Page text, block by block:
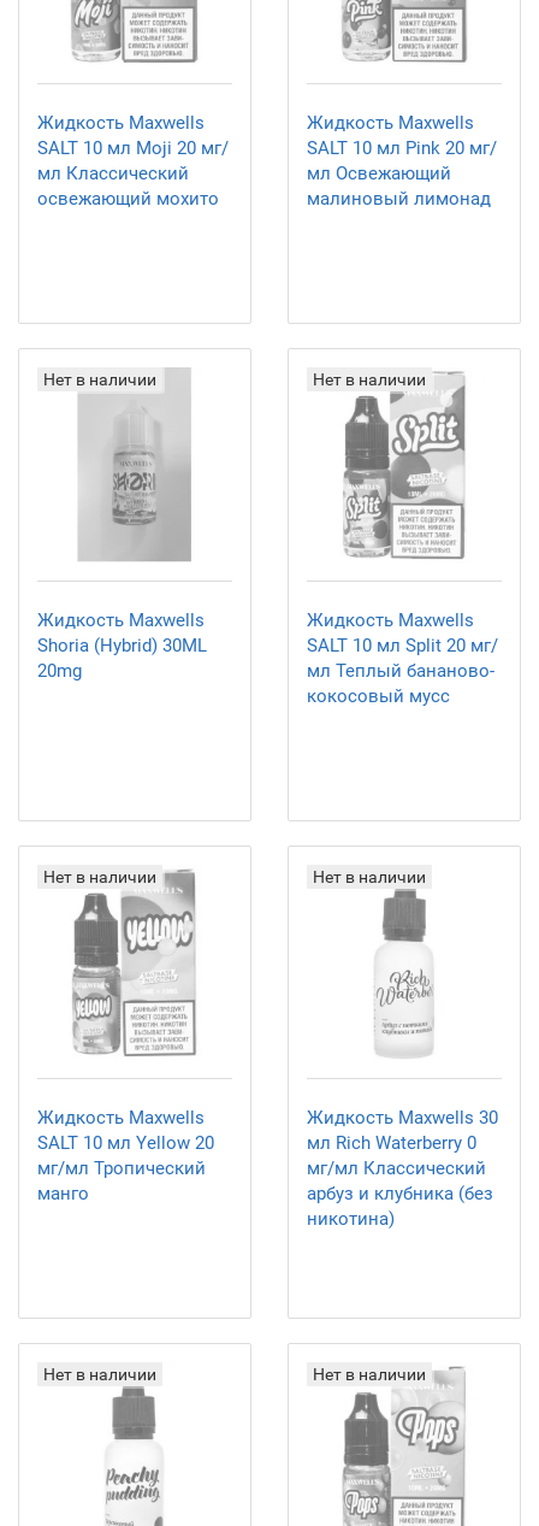
Жидкость Maxwells
SALT 10 мл Moji 20 мг/
мл Классический
освежающий мохито
Жидкость Maxwells
SALT 10 мл Pink 20 мг/
мл Освежающий
малиновый лимонад
Нет в наличии
Жидкость Maxwells
Shoria (Hybrid) 30ML
20mg
Нет в наличии
Жидкость Maxwells
SALT 10 мл Split 20 мг/
мл Теплый бананово-
кокосовый мусс
Нет в наличии
Жидкость Maxwells
SALT 10 мл Yellow 20
мг/мл Тропический
манго
Нет в наличии
Жидкость Maxwells 30
мл Rich Waterberry 0
мг/мл Классический
арбуз и клубника (без
никотина)
Нет в наличии Нет в наличии